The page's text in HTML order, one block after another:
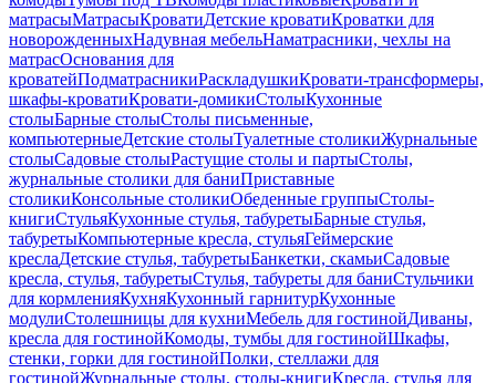
матрасыМатрасыКроватиДетские кроватиКроватки для
новорожденныхНадувная мебельНаматрасники, чехлы на
матрасОснования для
кроватейПодматрасникиРаскладушкиКровати-трансформеры,
шкафы-кроватиКровати-домикиСтолыКухонные
столыБарные столыСтолы письменные,
компьютерныеДетские столыТуалетные столикиЖурнальные
столыСадовые столыРастущие столы и партыСтолы,
журнальные столики для баниПриставные
столикиКонсольные столикиОбеденные группыСтолы-
книгиСтульяКухонные стулья, табуретыБарные стулья,
табуретыКомпьютерные кресла, стульяГеймерские
креслаДетские стулья, табуретыБанкетки, скамьиСадовые
кресла, стулья, табуретыСтулья, табуреты для баниСтульчики
для кормленияКухняКухонный гарнитурКухонные
модулиСтолешницы для кухниМебель для гостинойДиваны,
кресла для гостинойКомоды, тумбы для гостинойШкафы,
стенки, горки для гостинойПолки, стеллажи для
гостинойЖурнальные столы, столы-книгиКресла, стулья для